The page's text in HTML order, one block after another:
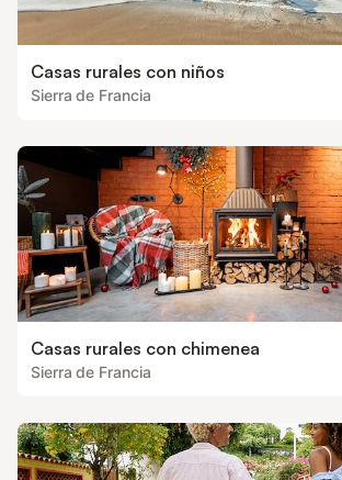
Casas rurales con niños
Sierra de Francia
Casas rurales con chimenea
Sierra de Francia